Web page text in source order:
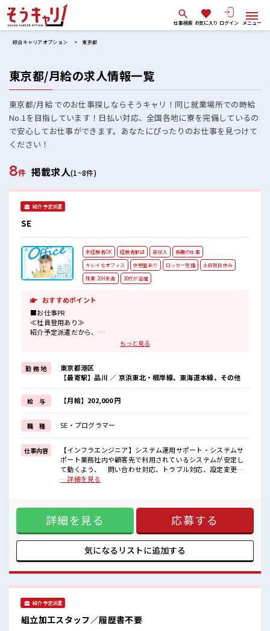
仕事検索 お気に入り ログイン メニュー
綜合キャリアオプション 東京都
東京都/月給の求人情報一覧
東京都/月給 でのお仕事探しならそうキャリ！同じ就業場所での時給
No.1を目指しています！日払い対応、全国各地に寮を完備しているの
で安心してお仕事ができます。あなたにぴったりのお仕事を見つけて
ください！
8件 掲載求人(1~8件)
紹介予定派遣
SE
未経験者OK 経験者歓迎 高収入
長期の仕事
キレイなオフィス
休憩室あり ロッカー完備
土日祝日休み
残業 20H未満
30代が活躍
おすすめポイント
■お仕事PR
≪社員登用あり≫
紹介予定派遣だから、
自分に職場が合うかお試しできるのがウレシイPoint☆
残業は月20時間未満で、
ほどよく稼げます♪
≪完全週休二日制≫
週末は家族や友人と一緒にプライベート満喫！
≪未経験OKの仕事≫
新しいことにチャレンジするのは不安だけど、
しっかり働く環境が整っています！
イチからスキルUP・ステップUP目指していきましょう！
■職場の雰囲気
休憩室でホッと一息リフレッシュ！
ロッカーあり！
安心してお仕事に集中♪
「しっかり働いてしっかり休む！
」って大事ですよね！
もっと見る
勤 務 地
東京都港区
【最寄駅】品川 ／ 京浜東北・根岸線、東海道本線、その他
給 与 【月給】202,000 円
職 種 SE・プログラマー
仕事内容
【インフラエンジニア】システム運用サポート・システムサ
ポート業務社内や顧客先で利用されているシステムが安定し
て動くよう、 問い合わせ対応、トラブル対応、設定変更、
定期的な確認作業などを行います。セキュリティ強化に向け
す。 例として、医療システムや病院の情報システム(情シス)
など、 高い安全性が求められる環境での対応が含まれま
す。 ■お仕事PR ≪社員登用あり≫ 紹介予定派遣だから、 自
分に職場が合うかお試しできるのがウレシイPoint☆ ≪ちょっ
との残業で収入アップ≫ 残業は月20時間未満で、 ほどよく稼
げます♪ ≪完全週休二日制≫ 週末は家族や友人と一緒にプラ
ジするのは不安だけど、 しっかり働く環境が整っています！
イチからスキルUP・ステップUP目指していきましょう！ ■
り！ 安心してお仕事に集中♪ 程よく残業あり！ ウレシイ土日
祝休み！ 「しっかり働いてしっかり休む！ 」って大事ですよ
ね！
…詳細を見る
詳細を見る 応募する
気になるリストに追加する
紹介予定派遣
組立加工スタッフ／履歴書不要